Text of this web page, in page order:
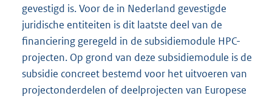
gevestigd is. Voor de in Nederland gevestigde
juridische entiteiten is dit laatste deel van de
financiering geregeld in de subsidiemodule HPC-
projecten. Op grond van deze subsidiemodule is de
subsidie concreet bestemd voor het uitvoeren van
projectonderdelen of deelprojecten van Europese